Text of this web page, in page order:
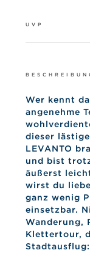
UVP
Wer kennt
angenehme
dieser
LEVANTO
und bist
äußerst
wirst du
ganz wenig
einsetzbar.
Wanderung,
Klettertour,